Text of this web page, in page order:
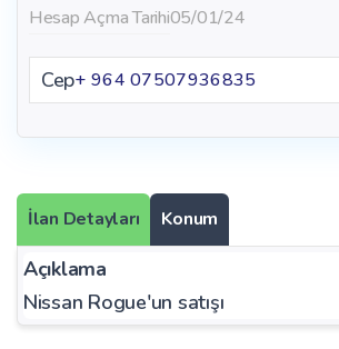
Hesap Açma Tarihi05/01/24
Cep+ 964 07507936835
İlan Detayları Konum
Açıklama
Nissan Rogue'un satışı